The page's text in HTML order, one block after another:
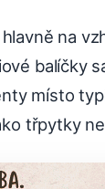
na
balíčky
místo
třpytky